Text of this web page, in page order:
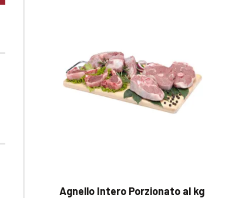
Agnello Intero Porzionato al kg